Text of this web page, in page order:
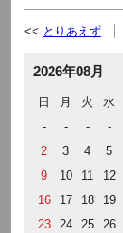
とりあえず
2026年08月
日 月 火 水
-
- - -
2
3 4 5
9
10 11 12
16
17 18 19
23
24 25 26